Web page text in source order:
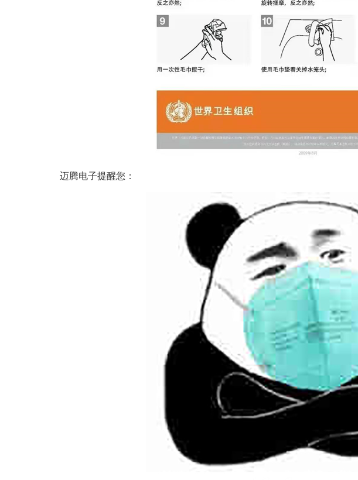
迈腾电子提醒您：